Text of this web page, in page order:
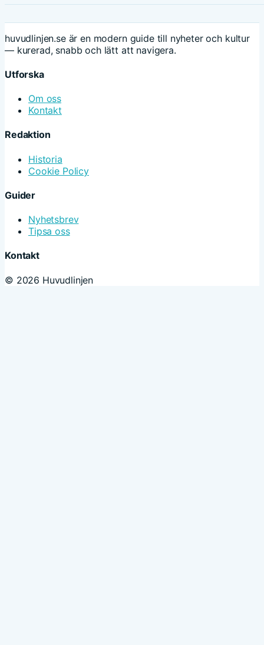
huvudlinjen.se är en modern guide till nyheter och kultur
— kurerad, snabb och lätt att navigera.
Utforska
Om oss
Kontakt
Redaktion
Historia
Cookie Policy
Guider
Nyhetsbrev
Tipsa oss
Kontakt
© 2026 Huvudlinjen